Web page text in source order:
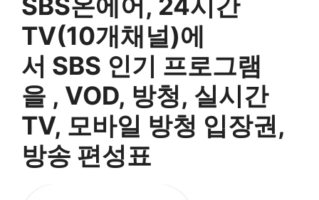
TV(10개채널)에
서 SBS 인기 프로그램
을 , VOD, 방청, 실시간
TV, 모바일 방청 입장권,
방송 편성표